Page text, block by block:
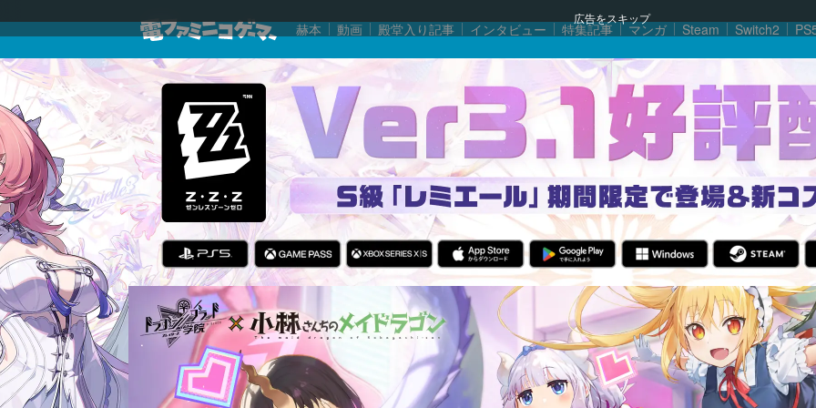
広告をスキップ
赫本 動画 殿堂入り記事 インタビュー 特集記事 マンガ Steam Switch2